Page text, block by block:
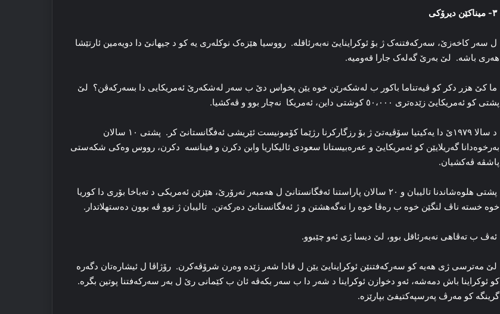
۳- میناکێن دیرۆکی
ل سه‌ر کاخه‌زێ، سه‌رکه‌فتنه‌ک ژ بۆ ئوکراینایێ نەبەرئاقلە. رووسیا هێزه‌ک نوکله‌ری یه‌ کو د جیهانێ دا دویه‌مین ئارتێشا
هه‌ری باشه‌. لێ به‌رێ گه‌له‌ک جارا قه‌ومیە.
ما کێ هزر دکر کو ڤیه‌تناما باکور ب له‌شکه‌رێن خوه‌ یێن پخواس دێ ب سەر لەشکەرێ ئەمریکایی دا بسەرکەڤن؟ لێ
پشتی کو ئەمریکایێ زێده‌تری ٥۰،۰۰۰ کوشتی داین، ئەمریکا نەچار بوو و ڤەکشیا.
د سالا ۱۹۷۹ێ دا یه‌کیتیا سۆڤیه‌تێ ژ بۆ رزگارکرنا رژێما کۆمونیست ئێریشی ئەفگانستانێ کر. پشتی ١٠ سالان
به‌رخوه‌دانا گه‌ریلایێن کو ئەمریکایێ و عه‌ره‌بیستانا سعودی ئالیکاریا وابن دکرن و فینانسه‌ دکرن، رووس وه‌کی شکەستی
پاشڤه‌ ڤه‌کشیان.
پشتی هلوه‌شاندنا تالیبان و ۲۰ سالان پاراستنا ئەفگانستانێ ل هه‌مبه‌ر ته‌رۆرێ، هێزێن ئەمریکی د ته‌باخا بۆری دا کوریا
خوە خستە ناڤ لنگێن خوە ب رەڤا خوە را نەگەهشتن و ژ ئەفگانستانێ ده‌رکه‌تن. تالیبان ژ نوو ڤه‌ بوون ده‌ستهلاتدار.
ئەڤ ب ته‌ڤاهی نەبەرئاقل بوو، لێ دیسا ژی ئه‌و چێبوو.
لێ مه‌ترسی ژی هه‌یه‌ کو سه‌رکه‌فتنێن ئوکراینایێ یێن ل قادا شه‌ر زێده‌ وه‌رن شرۆڤه‌کرن. رۆژاڤا ل ئیشاره‌تان دگه‌ره‌
کو ئوکراینا باش دمه‌شه‌، ئه‌و دخوازن ئوکراینا د شه‌ر دا ب سه‌ر بکه‌ڤه‌ ئان ب کێمانی رێ ل به‌ر سه‌رکه‌فتنا پوتین بگره‌.
گرینگه‌ کو مه‌رڤ په‌رسپه‌کتیفێ بپارێزه‌.